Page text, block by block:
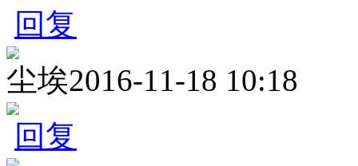
回复
尘埃2016-11-18 10:18
回复